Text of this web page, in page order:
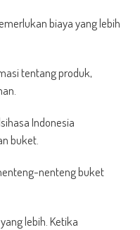
biaya yang lebih
tentang produk,
Indonesia
buket.
nenteng buket
lebih. Ketika